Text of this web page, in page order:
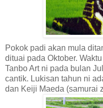
Pokok padi akan mula
dituai pada Oktober.
Tanbo Art ni pada bulan
cantik. Lukisan tahun ni
dan Keiji Maeda (samurai